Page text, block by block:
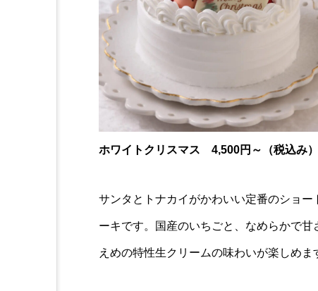
ホワイトクリスマス 4,500円～（税込み）
サンタとトナカイがかわいい定番のショー
ーキです。国産のいちごと、なめらかで甘
えめの特性生クリームの味わいが楽しめま